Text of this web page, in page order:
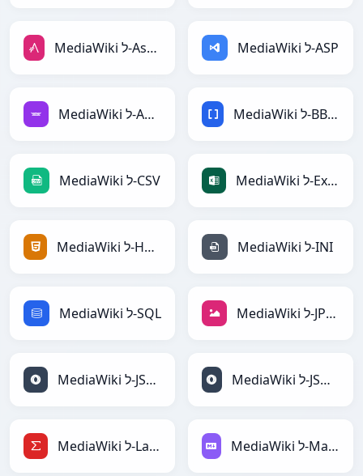
MediaWiki ל-AsciiDoc MediaWiki ל-ASP
MediaWiki ל-Avro MediaWiki ל-BBCode
MediaWiki ל-CSV MediaWiki ל-Excel
MediaWiki ל-HTML MediaWiki ל-INI
MediaWiki ל-SQL MediaWiki ל-JPEG
MediaWiki ל-JSON MediaWiki ל-JSONLines
MediaWiki ל-LaTeX MediaWiki ל-Markdown